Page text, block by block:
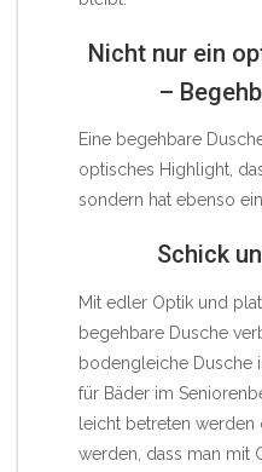
Nicht nur ein
–
Eine begehbare
optisches Highlight,
sondern hat ebenso
Schick
Mit edler Optik und
begehbare Dusche
bodengleiche Dusche
für Bäder im
leicht betreten
werden, dass man mit